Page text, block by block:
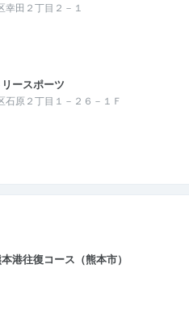
幸田２丁目２－１
ースポーツ
石原２丁目１－２６－１Ｆ
港往復コース（熊本市）